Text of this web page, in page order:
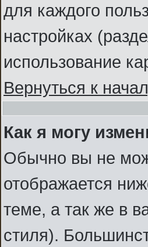
для каждого
настройках
использование
Вернуться к
Как я могу
Обычно вы не
отображается
теме, а так же в
стиля).